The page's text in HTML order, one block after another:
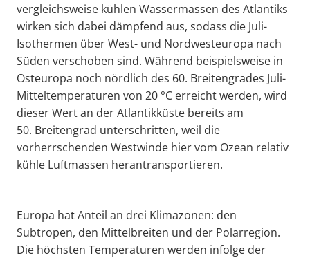
vergleichsweise kühlen Wassermassen des Atlantiks
wirken sich dabei dämpfend aus, sodass die Juli-
Isothermen über West- und Nordwesteuropa nach
Süden verschoben sind. Während beispielsweise in
Osteuropa noch nördlich des 60. Breitengrades Juli-
Mitteltemperaturen von 20 °C erreicht werden, wird
dieser Wert an der Atlantikküste bereits am
50. Breitengrad unterschritten, weil die
vorherrschenden Westwinde hier vom Ozean relativ
kühle Luftmassen herantransportieren.
Europa hat Anteil an drei Klimazonen: den
Subtropen, den Mittelbreiten und der Polarregion.
Die höchsten Temperaturen werden infolge der